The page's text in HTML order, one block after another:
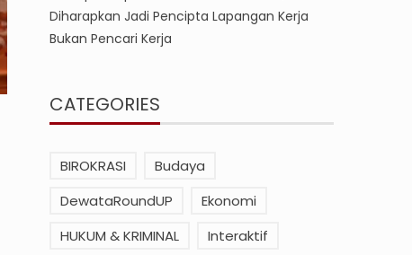
Diharapkan Jadi Pencipta Lapangan Kerja
Bukan Pencari Kerja
CATEGORIES
BIROKRASI
Budaya
DewataRoundUP
Ekonomi
HUKUM & KRIMINAL
Interaktif